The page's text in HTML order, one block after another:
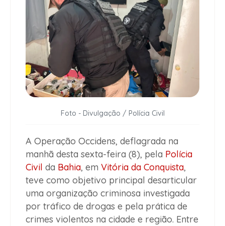
Foto - Divulgação / Polícia Civil
A Operação Occidens, deflagrada na
manhã desta sexta-feira (8), pela Polícia
Civil da Bahia, em Vitória da Conquista,
teve como objetivo principal desarticular
uma organização criminosa investigada
por tráfico de drogas e pela prática de
crimes violentos na cidade e região. Entre